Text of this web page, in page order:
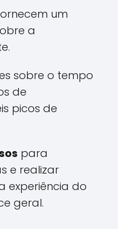
um
a
sobre o tempo
de
picos de
para
e realizar
experiência do
geral.